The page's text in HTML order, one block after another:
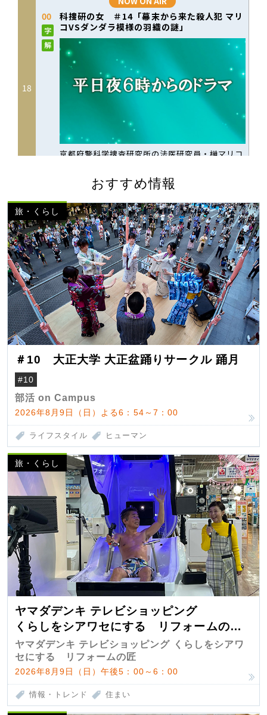
おすすめ情報
旅・くらし
＃10 大正大学 大正盆踊りサークル 踊月
#10
部活 on Campus
2026年8月9日（日）よる6：54～7：00
ライフスタイル ヒューマン
旅・くらし
ヤマダデンキ テレビショッピング
くらしをシアワセにする リフォームの
匠 第7弾
ヤマダデンキ テレビショッピング くらしをシアワ
セにする リフォームの匠
2026年8月9日（日）午後5：00～6：00
情報・トレンド 住まい